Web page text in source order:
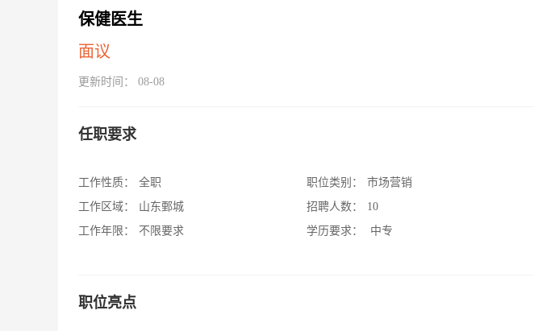
保健医生
面议
更新时间： 08-08
任职要求
工作性质：
全职
工作区域：
山东鄄城
工作年限：
不限要求
职位类别：
市场营销
招聘人数：
10
学历要求：
中专
职位亮点